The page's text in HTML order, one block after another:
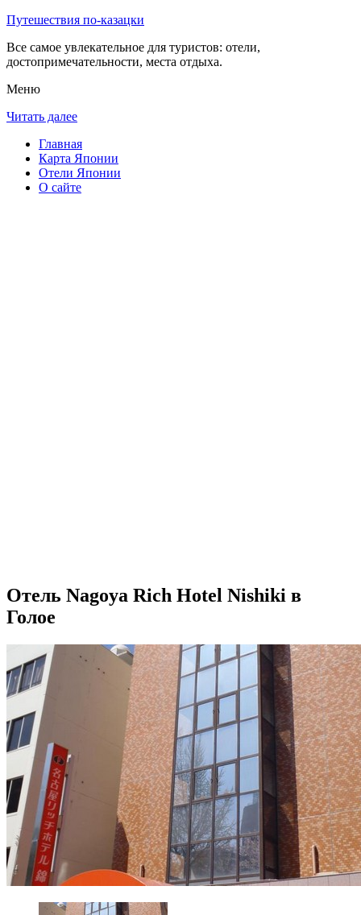
Путешествия по-казацки
Все самое увлекательное для туристов: отели,
достопримечательности, места отдыха.
Меню
Читать далее
Главная
Карта Японии
Отели Японии
О сайте
Отель Nagoya Rich Hotel Nishiki в
Голое